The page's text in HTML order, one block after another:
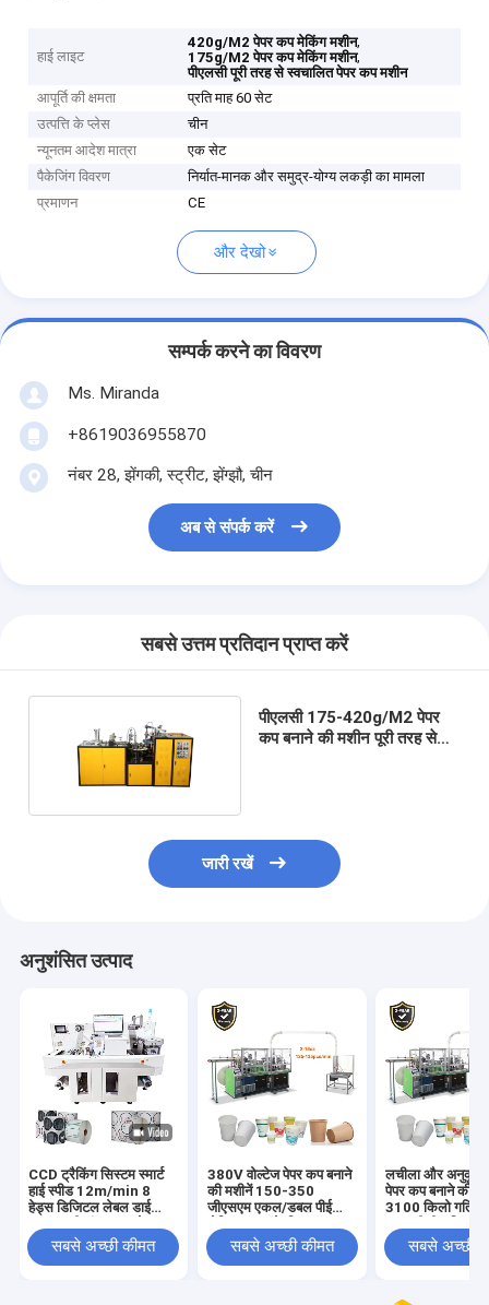
हाई लाइट
420g/M2 पेपर कप मेकिंग मशीन,
175g/M2 पेपर कप मेकिंग मशीन,
पीएलसी पूरी तरह से स्वचालित पेपर कप मशीन
आपूर्ति की क्षमता
प्रति माह 60 सेट
उत्पत्ति के प्लेस
चीन
न्यूनतम आदेश मात्रा
एक सेट
पैकेजिंग विवरण
निर्यात-मानक और समुद्र-योग्य लकड़ी का मामला
प्रमाणन
CE
और देखो
सम्पर्क करने का विवरण
Ms. Miranda
+8619036955870
नंबर 28, झेंगकी, स्ट्रीट, झेंग्झौ, चीन
अब से संपर्क करें
सबसे उत्तम प्रतिदान प्राप्त करें
पीएलसी 175-420g/M2 पेपर
कप बनाने की मशीन पूरी तरह से
जारी रखें
अनुशंसित उत्पाद
CCD ट्रैकिंग सिस्टम स्मार्ट
हाई स्पीड 12m/min 8
हेड्स डिजिटल लेबल डाई
स्टिकर डाई कटिंग मशीन
सबसे अच्छी कीमत
380V वोल्टेज पेपर कप बनाने
की मशीनें 150-350
जीएसएम एकल/डबल पीई
सबसे अच्छी कीमत
लचीला और अनुकूलन
पेपर कप बनाने की
3100 किलो गति
सबसे अच्छी